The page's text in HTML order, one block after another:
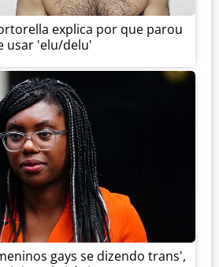
explica por que parou
usar 'elu/delu'
gays se dizendo trans',